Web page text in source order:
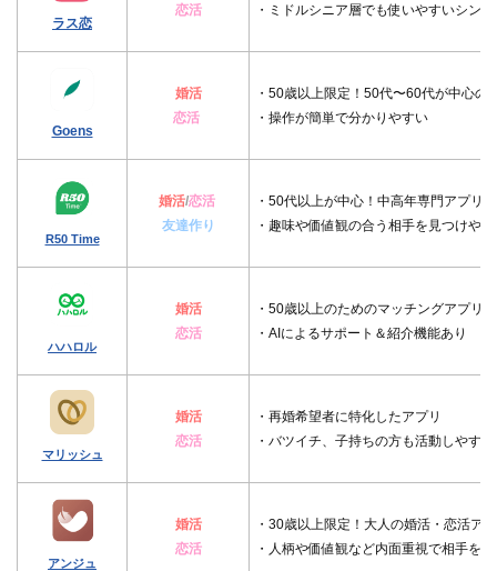
ラス恋
恋活
・ミドルシニア層でも使いやすいシン
Goens
婚活
恋活
・50歳以上限定！50代〜60代が中心の
・操作が簡単で分かりやすい
R50 Time
婚活/恋活
友達作り
・50代以上が中心！中高年専門アプリ
・趣味や価値観の合う相手を見つけや
ハハロル
婚活
恋活
・50歳以上のためのマッチングアプリ
・AIによるサポート＆紹介機能あり
マリッシュ
婚活
恋活
・再婚希望者に特化したアプリ
・バツイチ、子持ちの方も活動しやすい
アンジュ
婚活
恋活
・30歳以上限定！大人の婚活・恋活ア
・人柄や価値観など内面重視で相手を